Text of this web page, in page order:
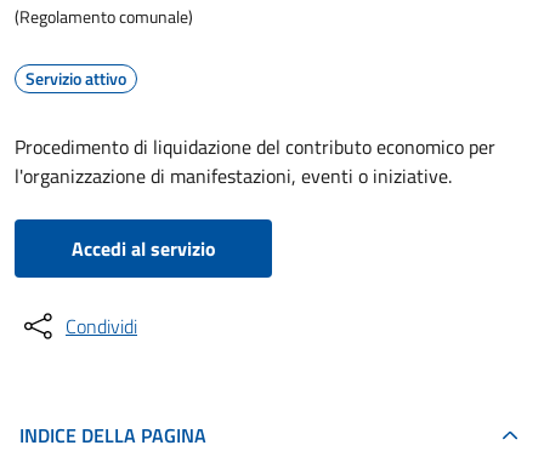
(Regolamento comunale)
Servizio attivo
Procedimento di liquidazione del contributo economico per
l'organizzazione di manifestazioni, eventi o iniziative.
Accedi al servizio
Condividi
INDICE DELLA PAGINA